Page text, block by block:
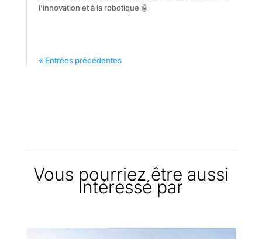
l’innovation et à la robotique 🤖
« Entrées précédentes
Vous pourriez être aussi
intéressé par